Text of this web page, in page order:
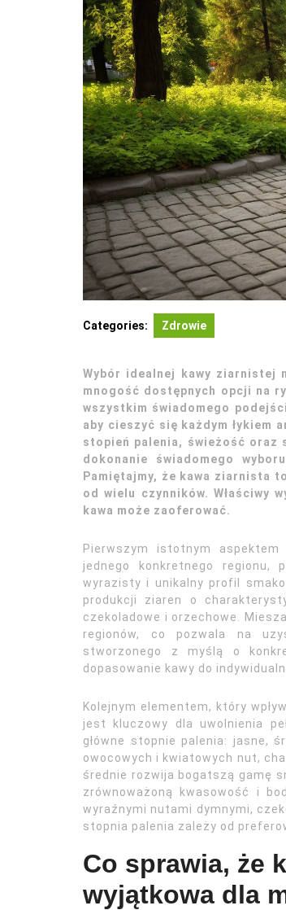
Categories: Zdrowie
Wybór idealnej kawy ziarnistej
mnogość dostępnych opcji na
wszystkim świadomego
aby cieszyć się każdym łykiem
stopień palenia, świeżość oraz
dokonanie świadomego
Pamiętajmy, że kawa ziarnista
od wielu czynników. Właściwy
kawa może zaoferować.
Pierwszym istotnym
jednego konkretnego
wyrazisty i unikalny profil
produkcji ziaren o
czekoladowe i orzechowe.
regionów, co pozwala na
stworzonego z myślą o
dopasowanie kawy do
Kolejnym elementem, który
jest kluczowy dla uwolnienia
główne stopnie palenia: jasne,
owocowych i kwiatowych nut,
średnie rozwija bogatszą gamę
zrównoważoną kwasowość i
wyraźnymi nutami dymnymi,
stopnia palenia zależy od
Co sprawia, że
wyjątkowa dla